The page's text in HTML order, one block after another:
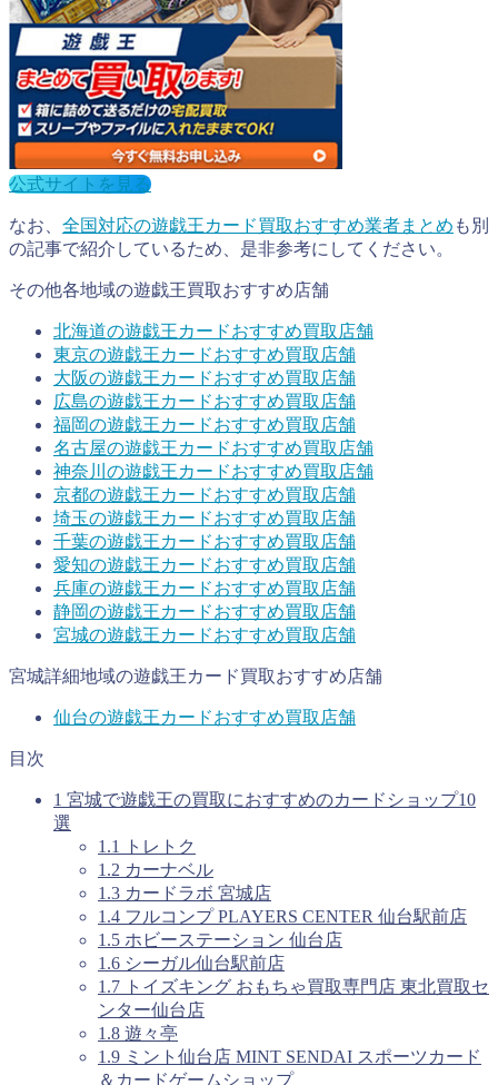
公式サイトを見る
なお、 全国対応の遊戯王カード買取おすすめ業者まとめ も別
の記事で紹介しているため、是非参考にしてください。
その他各地域の遊戯王買取おすすめ店舗
北海道の遊戯王カードおすすめ買取店舗
東京の遊戯王カードおすすめ買取店舗
大阪の遊戯王カードおすすめ買取店舗
広島の遊戯王カードおすすめ買取店舗
福岡の遊戯王カードおすすめ買取店舗
名古屋の遊戯王カードおすすめ買取店舗
神奈川の遊戯王カードおすすめ買取店舗
京都の遊戯王カードおすすめ買取店舗
埼玉の遊戯王カードおすすめ買取店舗
千葉の遊戯王カードおすすめ買取店舗
愛知の遊戯王カードおすすめ買取店舗
兵庫の遊戯王カードおすすめ買取店舗
静岡の遊戯王カードおすすめ買取店舗
宮城の遊戯王カードおすすめ買取店舗
宮城詳細地域の遊戯王カード買取おすすめ店舗
仙台の遊戯王カードおすすめ買取店舗
目次
1 宮城で遊戯王の買取におすすめのカードショップ10
選
1.1 トレトク
1.2 カーナベル
1.3 カードラボ 宮城店
1.4 フルコンプ PLAYERS CENTER 仙台駅前店
1.5 ホビーステーション 仙台店
1.6 シーガル仙台駅前店
1.7 トイズキング おもちゃ買取専門店 東北買取セ
ンター仙台店
1.8 遊々亭
1.9 ミント仙台店 MINT SENDAI スポーツカード
＆カードゲームショップ